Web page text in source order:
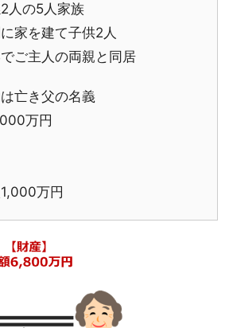
人の5人家族
家を建て子供2人
ご主人の両親と同居
亡き父の名義
万円
万円